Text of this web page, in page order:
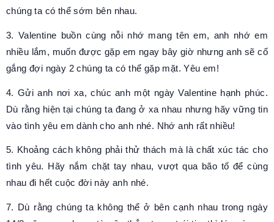
chúng ta có thể sớm bên nhau.
3. Valentine buồn cùng nỗi nhớ mang tên em, anh nhớ em
nhiều lắm, muốn được gặp em ngay bây giờ nhưng anh sẽ cố
gắng đợi ngày 2 chúng ta có thể gặp mặt. Yêu em!
4. Gửi anh nơi xa, chúc anh một ngày Valentine hạnh phúc.
Dù rằng hiện tại chúng ta đang ở xa nhau nhưng hãy vững tin
vào tình yêu em dành cho anh nhé. Nhớ anh rất nhiều!
5. Khoảng cách không phải thử thách mà là chất xúc tác cho
tình yêu. Hãy nắm chặt tay nhau, vượt qua bão tố để cùng
nhau đi hết cuộc đời này anh nhé.
7. Dù rằng chúng ta không thể ở bên cạnh nhau trong ngày